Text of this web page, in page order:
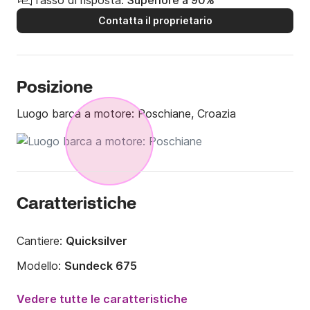
I costi del carburante non sono inclusi nel prezzo del
Sentiti libero di contattarci tramite Click&Boat in
caso di domande.
Contatta il proprietario
Posizione
Luogo barca a motore: Poschiane, Croazia
Caratteristiche
Cantiere: Quicksilver
Modello: Sundeck 675
200CV
Vedere tutte le caratteristiche